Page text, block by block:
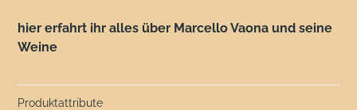
hier erfahrt ihr alles über Marcello Vaona und seine
Weine
Produktattribute